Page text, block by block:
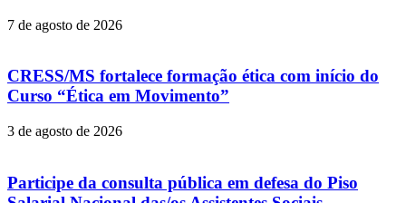
7 de agosto de 2026
CRESS/MS fortalece formação ética com início do
Curso “Ética em Movimento”
3 de agosto de 2026
Participe da consulta pública em defesa do Piso